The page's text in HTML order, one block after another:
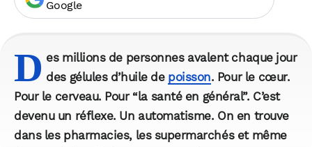
Google
D es millions de personnes avalent chaque jour
des gélules d’huile de poisson. Pour le cœur.
Pour le cerveau. Pour “la santé en général”. C’est
devenu un réflexe. Un automatisme. On en trouve
dans les pharmacies, les supermarchés et même